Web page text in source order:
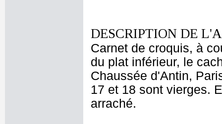
DESCRIPTION DE
Carnet de croquis, à
du plat inférieur, le
Chaussée d'Antin,
17 et 18 sont vierges.
arraché.